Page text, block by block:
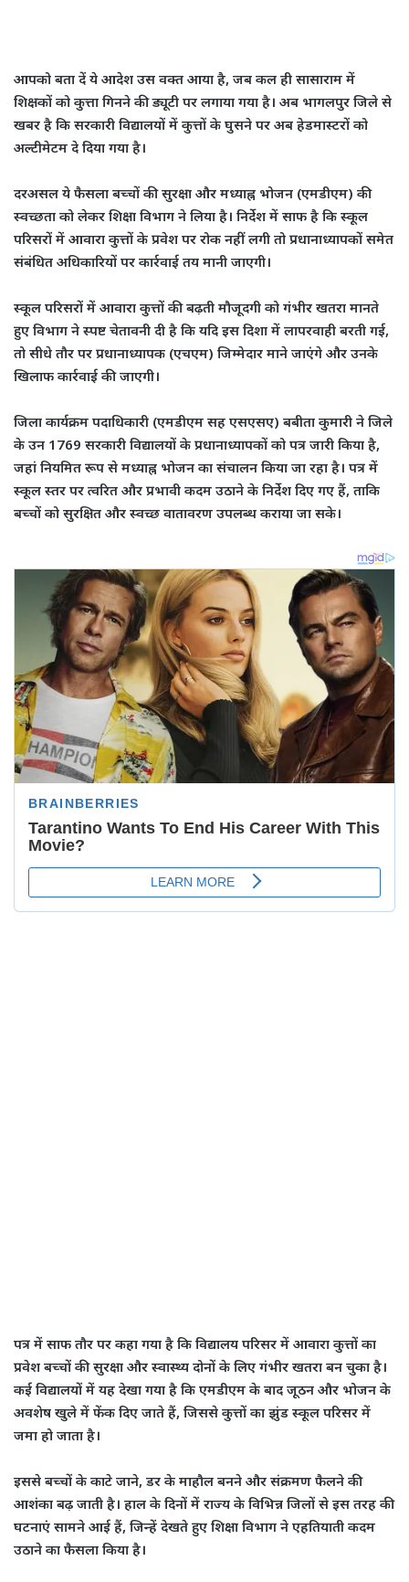
आपको बता दें ये आदेश उस वक्त आया है, जब कल ही सासाराम में
शिक्षकों को कुत्ता गिनने की ड्यूटी पर लगाया गया है। अब भागलपुर जिले से
खबर है कि सरकारी विद्यालयों में कुत्तों के घुसने पर अब हेडमास्टरों को
अल्टीमेटम दे दिया गया है।
दरअसल ये फैसला बच्चों की सुरक्षा और मध्याह्न भोजन (एमडीएम) की
स्वच्छता को लेकर शिक्षा विभाग ने लिया है। निर्देश में साफ है कि स्कूल
परिसरों में आवारा कुत्तों के प्रवेश पर रोक नहीं लगी तो प्रधानाध्यापकों समेत
संबंधित अधिकारियों पर कार्रवाई तय मानी जाएगी।
स्कूल परिसरों में आवारा कुत्तों की बढ़ती मौजूदगी को गंभीर खतरा मानते
हुए विभाग ने स्पष्ट चेतावनी दी है कि यदि इस दिशा में लापरवाही बरती गई,
तो सीधे तौर पर प्रधानाध्यापक (एचएम) जिम्मेदार माने जाएंगे और उनके
खिलाफ कार्रवाई की जाएगी।
जिला कार्यक्रम पदाधिकारी (एमडीएम सह एसएसए) बबीता कुमारी ने जिले
के उन 1769 सरकारी विद्यालयों के प्रधानाध्यापकों को पत्र जारी किया है,
जहां नियमित रूप से मध्याह्न भोजन का संचालन किया जा रहा है। पत्र में
स्कूल स्तर पर त्वरित और प्रभावी कदम उठाने के निर्देश दिए गए हैं, ताकि
बच्चों को सुरक्षित और स्वच्छ वातावरण उपलब्ध कराया जा सके।
पत्र में साफ तौर पर कहा गया है कि विद्यालय परिसर में आवारा कुत्तों का
प्रवेश बच्चों की सुरक्षा और स्वास्थ्य दोनों के लिए गंभीर खतरा बन चुका है।
कई विद्यालयों में यह देखा गया है कि एमडीएम के बाद जूठन और भोजन के
अवशेष खुले में फेंक दिए जाते हैं, जिससे कुत्तों का झुंड स्कूल परिसर में
जमा हो जाता है।
इससे बच्चों के काटे जाने, डर के माहौल बनने और संक्रमण फैलने की
आशंका बढ़ जाती है। हाल के दिनों में राज्य के विभिन्न जिलों से इस तरह की
घटनाएं सामने आई हैं, जिन्हें देखते हुए शिक्षा विभाग ने एहतियाती कदम
उठाने का फैसला किया है।